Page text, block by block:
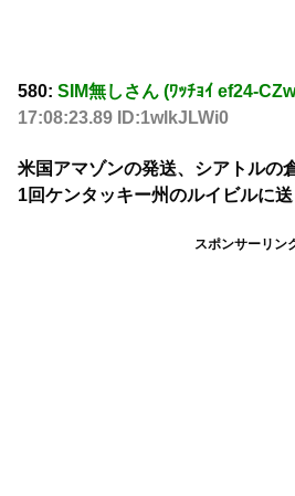
580: SIM無しさん (ﾜｯﾁｮｲ ef24-
17:08:23.89 ID:1wlkJLWi0
米国アマゾンの発送、シアトルの
1回ケンタッキー州のルイビルに
スポンサーリン